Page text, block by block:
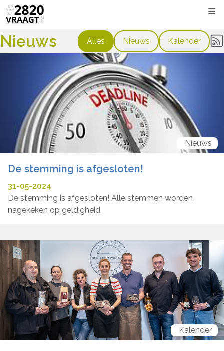
Nieuws Alles Nieuws Kalender
Nieuws
De stemming is afgesloten!
31-05-2024
De stemming is afgesloten! Alle stemmen worden
nagekeken op geldigheid.
Kalender